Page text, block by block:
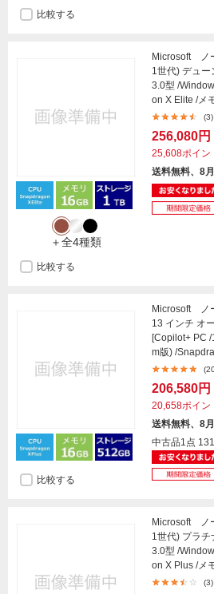
比較する
＋全4種類
Microsoft ノ
1世代) デュ
3.0型 /
on X Elite /メ
(3)
256,080円
25,608ポイン
送料無料、8
比較する
Microsoft ノ
13 インチ オ
[Copilot+ PC
m版) /
206,580円
20,658ポイン
送料無料、8
中古品1点
比較する
Microsoft ノ
1世代) プラ
3.0型 /
on X Plus /メ
(3)